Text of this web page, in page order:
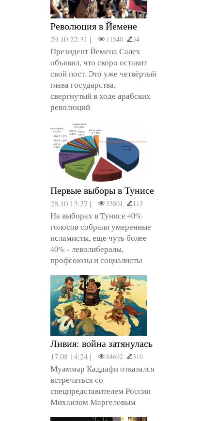
Революция в Йемене
29.10 22:31 | 11540 34
Президент Йемена Салех
объявил, что скоро оставит
свой пост. Это уже четвёртый
глава государства,
свергнутый в ходе арабских
революций
Первые выборы в Тунисе
28.10 13:37 | 33801 113
На выборах в Тунисе 40%
голосов собрали умеренные
исламисты, еще чуть более
40% - леволибералы,
профсоюзы и социалисты
Ливия: война затянулась
17.08 14:24 | 84692 310
Муаммар Каддафи отказался
встречаться со
спецпредставителем России
Михаилом Маргеловым